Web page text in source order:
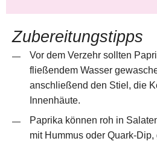
Zubereitungstipps
Vor dem Verzehr sollten
fließendem Wasser
anschließend den Stiel, die
Innenhäute.​
Paprika können roh in
mit Hummus oder Quark-Dip,